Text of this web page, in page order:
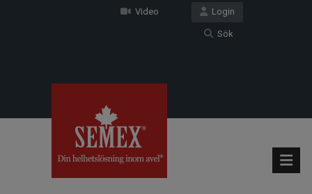
Login
Video
Sök